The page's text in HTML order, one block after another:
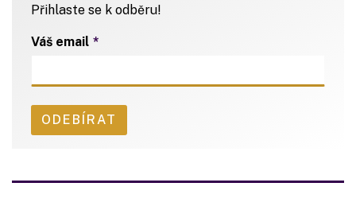
Přihlaste se k odběru!
Váš email